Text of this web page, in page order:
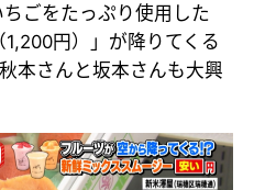
ごをたっぷり使用した
1,200円）」が降りてくる
本さんと坂本さんも大興